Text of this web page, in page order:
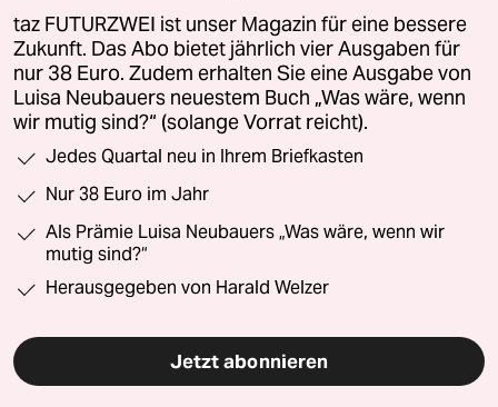
taz FUTURZWEI ist unser Magazin für eine bessere
Zukunft. Das Abo bietet jährlich vier Ausgaben für
nur 38 Euro. Zudem erhalten Sie eine Ausgabe von
Luisa Neubauers neuestem Buch „Was wäre, wenn
wir mutig sind?“ (solange Vorrat reicht).
Jedes Quartal neu in Ihrem Briefkasten
Nur 38 Euro im Jahr
Als Prämie Luisa Neubauers „Was wäre, wenn wir
mutig sind?“
Herausgegeben von Harald Welzer
Jetzt abonnieren